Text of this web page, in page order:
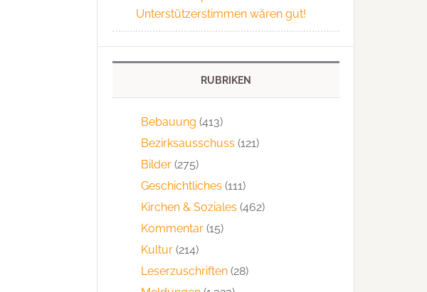
Unterstützerstimmen wären gut!
RUBRIKEN
Bebauung (413)
Bezirksausschuss (121)
Bilder (275)
Geschichtliches (111)
Kirchen & Soziales (462)
Kommentar (15)
Kultur (214)
Leserzuschriften (28)